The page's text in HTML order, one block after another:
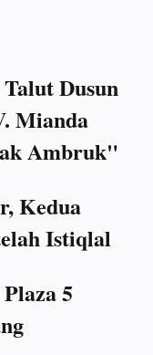
Dusun
Mianda
Ambruk"
Kedua
Istiqlal
5